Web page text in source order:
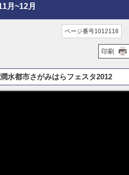
月~12月
ページ番号1012118
印刷
水都市さがみはらフェスタ2012